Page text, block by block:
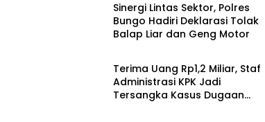
Sinergi Lintas Sektor, Polres
Bungo Hadiri Deklarasi Tolak
Balap Liar dan Geng Motor
Berita
Terima Uang Rp1,2 Miliar, Staf
Administrasi KPK Jadi
Tersangka Kasus Dugaan
Berita